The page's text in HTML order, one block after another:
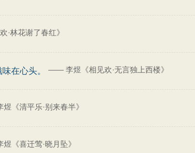
·林花谢了春红》
在心头。 —— 李煜《相见欢·无言独上西楼》
煜《清平乐·别来春半》
煜《喜迁莺·晓月坠》